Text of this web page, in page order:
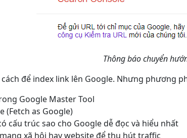
Thông báo chuyển
để index link lên Google. Nhưng phương
Google Master Tool
(Fetch as Google)
cấu trúc sao cho Google dễ đọc và hiểu nhất
xã hội hay website để thu hút traffic